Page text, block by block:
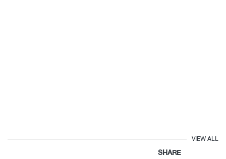
VIEW ALL
SHARE